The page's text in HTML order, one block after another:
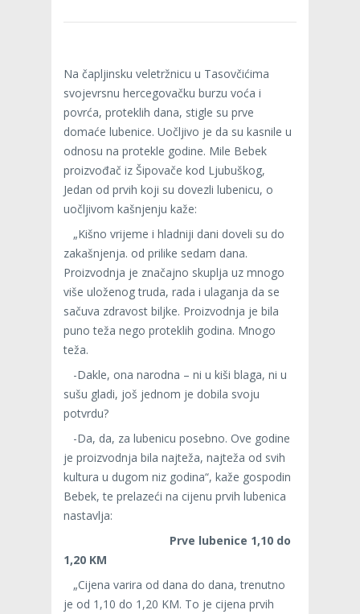
Na čapljinsku veletržnicu u Tasovčićima
svojevrsnu hercegovačku burzu voća i
povrća, proteklih dana, stigle su prve
domaće lubenice. Uočljivo je da su kasnile u
odnosu na protekle godine. Mile Bebek
proizvođač iz Šipovače kod Ljubuškog,
Jedan od prvih koji su dovezli lubenicu, o
uočljivom kašnjenju kaže:
„Kišno vrijeme i hladniji dani doveli su do
zakašnjenja. od prilike sedam dana.
Proizvodnja je značajno skuplja uz mnogo
više uloženog truda, rada i ulaganja da se
sačuva zdravost biljke. Proizvodnja je bila
puno teža nego proteklih godina. Mnogo
teža.
-Dakle, ona narodna – ni u kiši blaga, ni u
sušu gladi, još jednom je dobila svoju
potvrdu?
-Da, da, za lubenicu posebno. Ove godine
je proizvodnja bila najteža, najteža od svih
kultura u dugom niz godina“, kaže gospodin
Bebek, te prelazeći na cijenu prvih lubenica
nastavlja:
Prve lubenice 1,10 do
1,20 KM
„Cijena varira od dana do dana, trenutno
je od 1,10 do 1,20 KM. To je cijena prvih